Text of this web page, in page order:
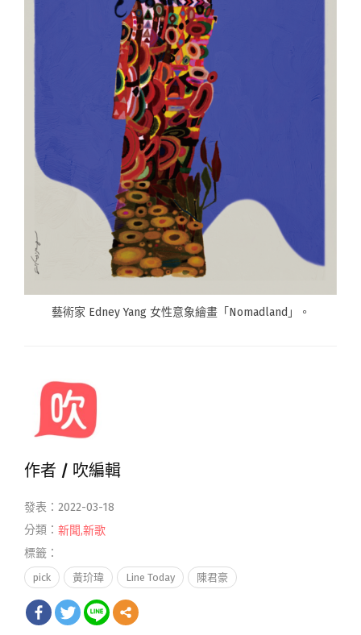
藝術家 Edney Yang 女性意象繪畫「Nomadland」。
作者 / 吹編輯
發表：2022-03-18
分類： 新聞,新歌
標籤：
pick 黃玠瑋 Line Today 陳君豪